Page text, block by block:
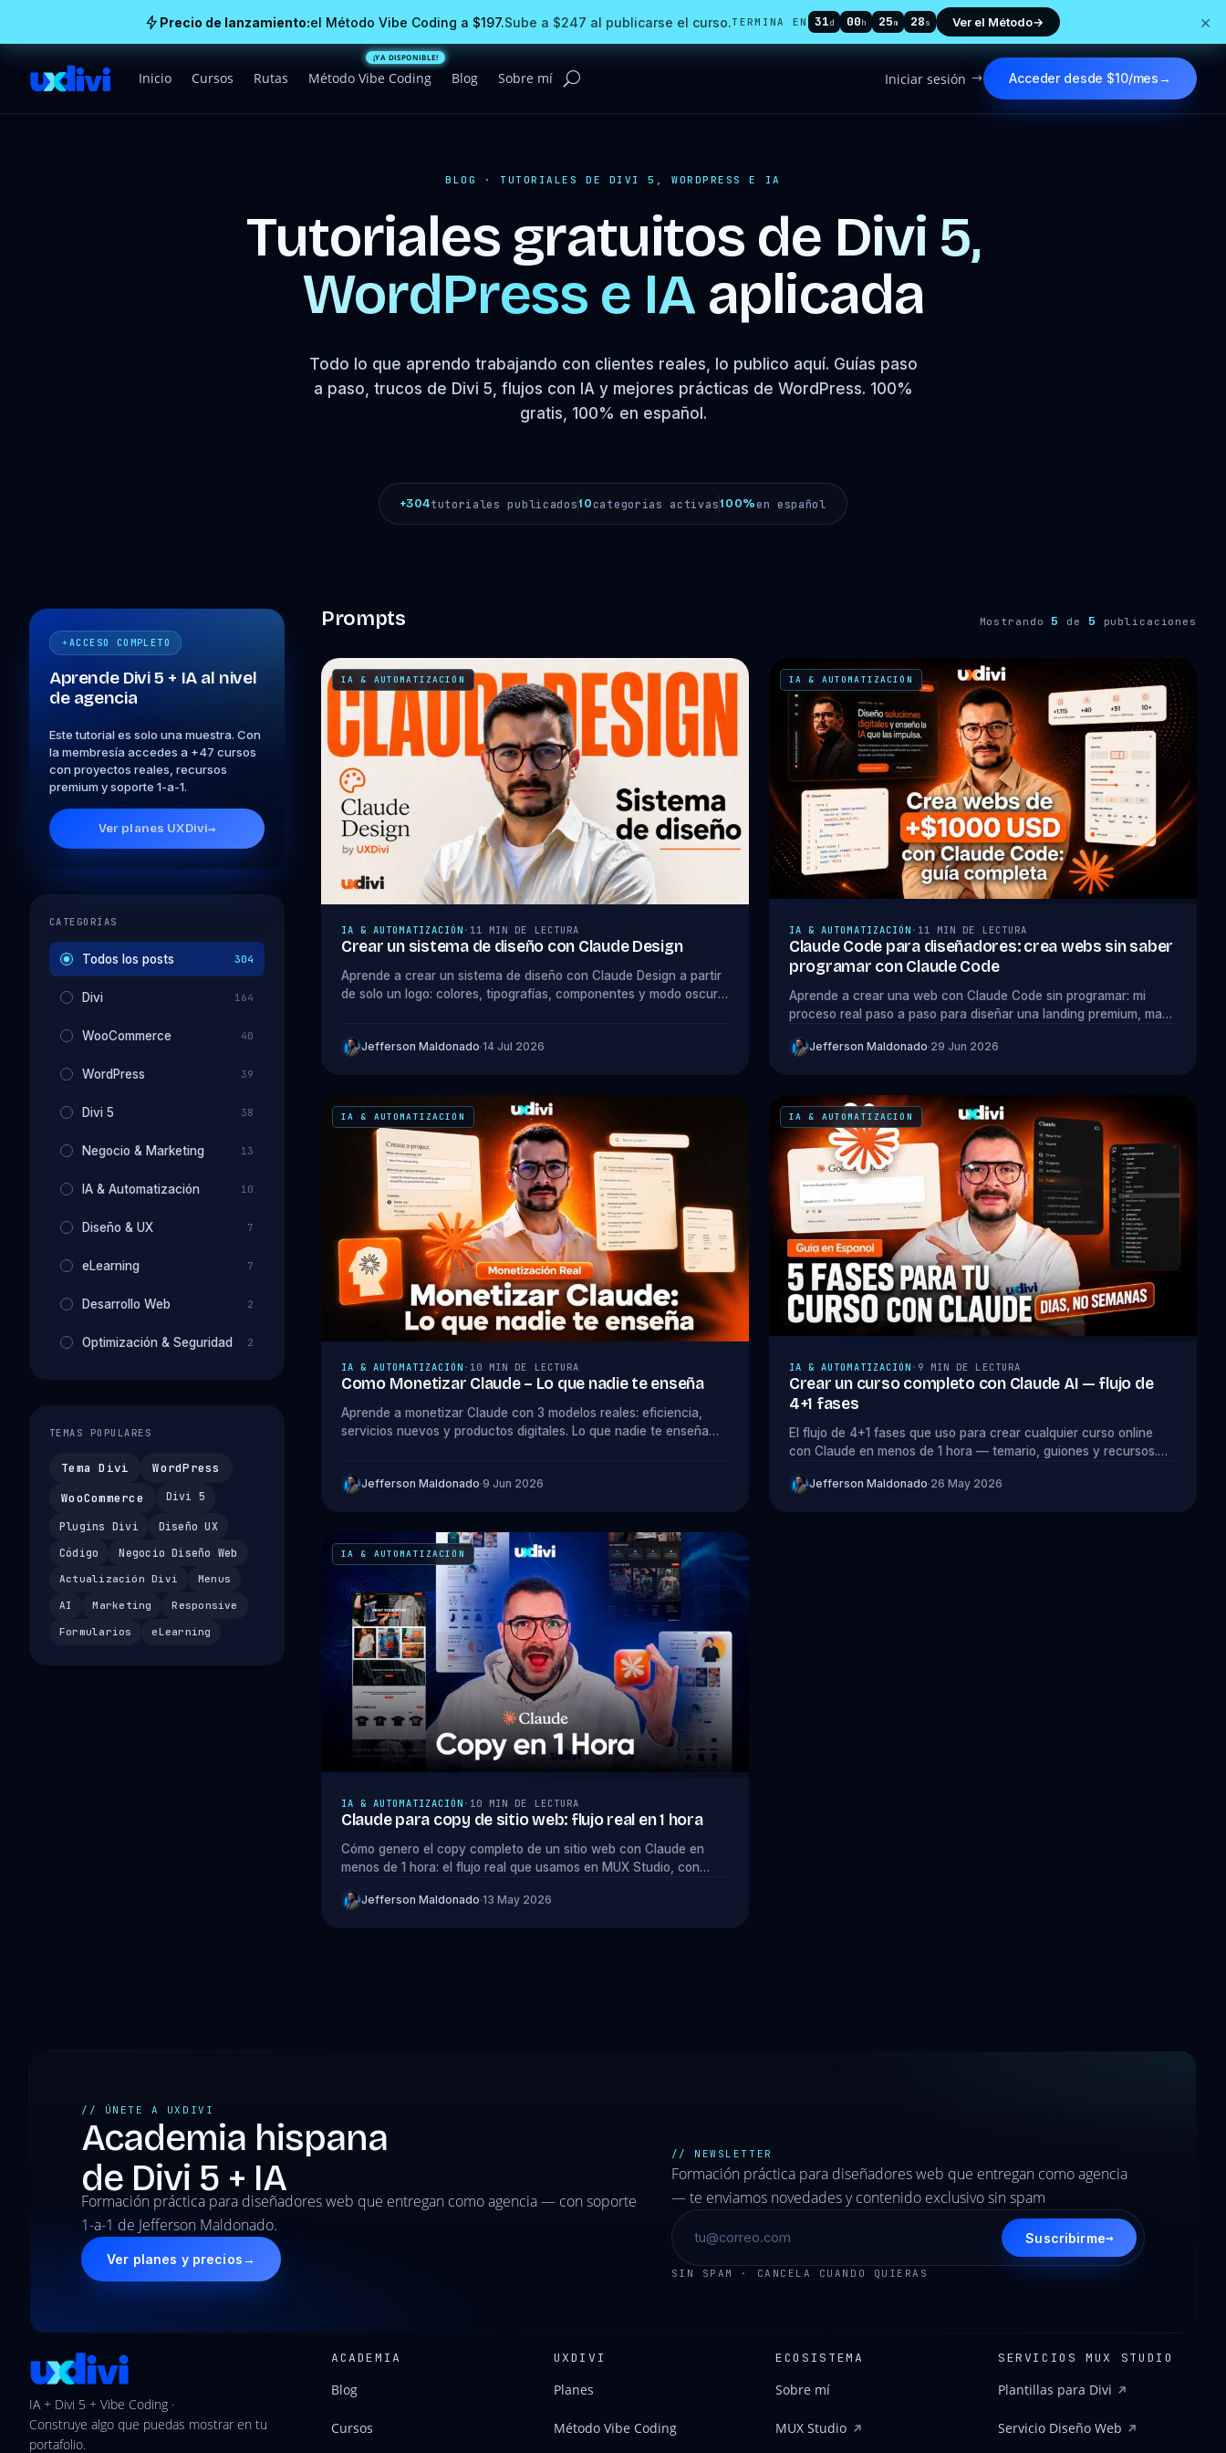
Precio de lanzamiento:el Método Vibe Coding a $197.Sube a $247 al publicarse el curso.TERMINA EN 31d 00h 25m 27s Ver el Método→ ×
Inicio Cursos Rutas Método Vibe Coding Blog Sobre mí $
Iniciar sesión Acceder desde $10/mes→
BLOG · TUTORIALES DE DIVI 5, WORDPRESS E IA
Tutoriales gratuitos de Divi 5,
WordPress e IAaplicada
Todo lo que aprendo trabajando con clientes reales, lo publico aquí. Guías paso
a paso, trucos de Divi 5, flujos con IA y mejores prácticas de WordPress. 100%
gratis, 100% en español.
+304tutoriales publicados10categorías activas100%en español
ACCESO COMPLETO
Aprende Divi 5 + IA al nivel
de agencia
Este tutorial es solo una muestra. Con
la membresía accedes a +47 cursos
con proyectos reales, recursos
premium y soporte 1-a-1.
Ver planes UXDivi→
CATEGORÍAS
Todos los posts 304
Divi 164
WooCommerce 40
WordPress 39
Divi 5 38
Negocio & Marketing 13
IA & Automatización 10
Diseño & UX 7
eLearning 7
Desarrollo Web 2
Optimización & Seguridad 2
TEMAS POPULARES
Tema Divi
WordPress
WooCommerce
Divi 5
Plugins Divi
Diseño UX
Código
Negocio Diseño Web
Actualización Divi Menus
AI Marketing Responsive
Formularios eLearning
Prompts Mostrando5 de 5 publicaciones
IA & AUTOMATIZACIÓN
IA & AUTOMATIZACIÓN · 11 MIN DE LECTURA
Crear un sistema de diseño con Claude Design
Aprende a crear un sistema de diseño con Claude Design a partir
de solo un logo: colores, tipografías, componentes y modo oscuro
Jefferson Maldonado·14 Jul 2026
IA & AUTOMATIZACIÓN
IA & AUTOMATIZACIÓN · 11 MIN DE LECTURA
Claude Code para diseñadores: crea webs sin saber
programar con Claude Code
Aprende a crear una web con Claude Code sin programar: mi
proceso real paso a paso para diseñar una landing premium, mas
Jefferson Maldonado·29 Jun 2026
IA & AUTOMATIZACIÓN
IA & AUTOMATIZACIÓN · 10 MIN DE LECTURA
Como Monetizar Claude – Lo que nadie te enseña
Aprende a monetizar Claude con 3 modelos reales: eficiencia,
servicios nuevos y productos digitales. Lo que nadie te enseña
Jefferson Maldonado·9 Jun 2026
IA & AUTOMATIZACIÓN
IA & AUTOMATIZACIÓN · 9 MIN DE LECTURA
Crear un curso completo con Claude AI — flujo de
4+1 fases
El flujo de 4+1 fases que uso para crear cualquier curso online
con Claude en menos de 1 hora — temario, guiones y recursos.
Jefferson Maldonado·26 May 2026
IA & AUTOMATIZACIÓN
IA & AUTOMATIZACIÓN · 10 MIN DE LECTURA
Claude para copy de sitio web: flujo real en 1 hora
Cómo genero el copy completo de un sitio web con Claude en
menos de 1 hora: el flujo real que usamos en MUX Studio, con
Jefferson Maldonado·13 May 2026
// ÚNETE A UXDIVI
Academia hispana
de Divi 5 + IA
Formación práctica para diseñadores web que entregan como agencia — con soporte
1-a-1 de Jefferson Maldonado.
Ver planes y precios→
// NEWSLETTER
Formación práctica para diseñadores web que entregan como agencia
— te enviamos novedades y contenido exclusivo sin spam
Suscribirme→
SIN SPAM · CANCELA CUANDO QUIERAS
IA + Divi 5 + Vibe Coding ·
Construye algo que puedas mostrar en tu
portafolio.
ACADEMIA
Blog
Cursos
UXDIVI
Planes
Método Vibe Coding
ECOSISTEMA
Sobre mí
MUX Studio
SERVICIOS MUX STUDIO
Plantillas para Divi
Servicio Diseño Web